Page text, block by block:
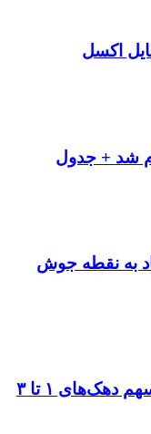
اکسل
به نقطه جوش
افزایش قابل توجه یارانه آذر ۱۴۰۴؛ سهم دهک‌های ۱ تا ۳